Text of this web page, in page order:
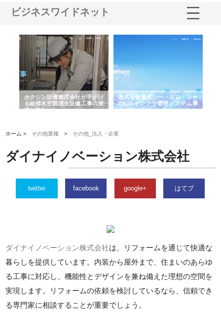
ビジネスワイドネット
ホクシン設備株式会社が手がけ
る給排水空調消火設備工事の実
績と強み
株式会社東京シー・エム・シー
のGISインフラ管理システム導
入メリット
ホーム > その他業種 > その他_法人・企業
ダイナイノベーション株式会社
twitter facebook google+ はてブ
ダイナイノベーション株式会社は、リフォームを通じて快適な
暮らしを提供しています。内装から屋外まで、住まいのあらゆ
る工事に対応し、機能性とデザインを兼ね備えた理想の空間を
実現します。リフォームの依頼を検討しているなら、信頼でき
る専門家に相談することが重要でしょう。